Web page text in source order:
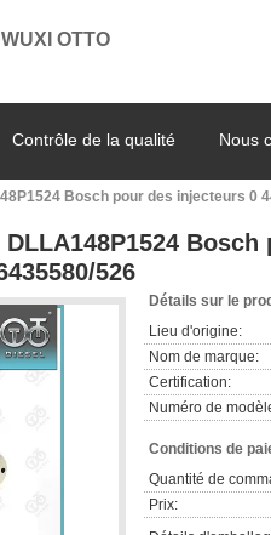
OTTO
Contrôle de la qualité Nous
Bosch pour des injecteurs 0
526
Détails sur le
Lieu d'origine:
Nom de marque:
Certification:
Numéro de
Conditions de
Quantité de
Prix: